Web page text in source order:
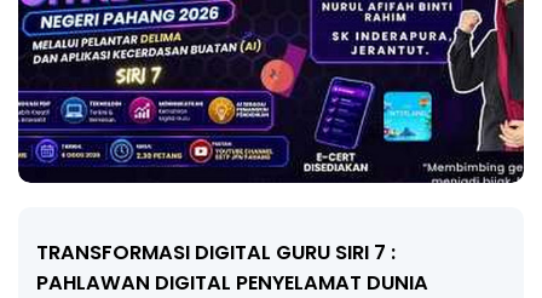
TRANSFORMASI DIGITAL GURU SIRI 7 :
PAHLAWAN DIGITAL PENYELAMAT DUNIA